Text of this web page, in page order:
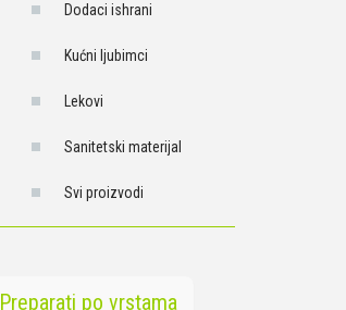
Dodaci ishrani
Kućni ljubimci
Lekovi
Sanitetski materijal
Svi proizvodi
Preparati po vrstama